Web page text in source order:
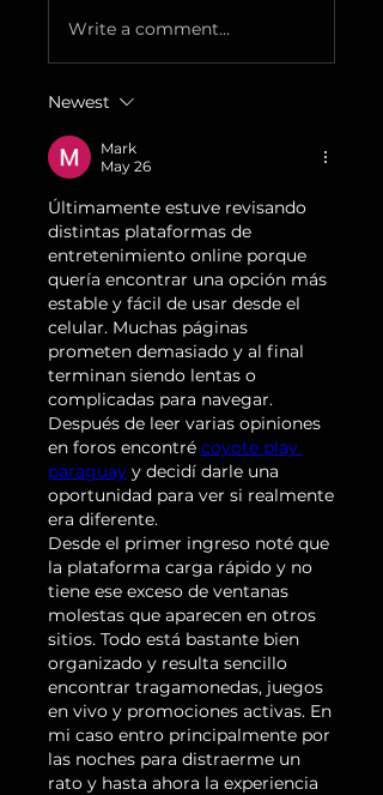
Write a comment...
Newest
Mark
May 26
Últimamente estuve revisando
distintas plataformas de
entretenimiento online porque
quería encontrar una opción más
estable y fácil de usar desde el
celular. Muchas páginas
prometen demasiado y al final
terminan siendo lentas o
complicadas para navegar.
Después de leer varias opiniones
en foros encontré coyote play
paraguay y decidí darle una
oportunidad para ver si realmente
era diferente.
Desde el primer ingreso noté que
la plataforma carga rápido y no
tiene ese exceso de ventanas
molestas que aparecen en otros
sitios. Todo está bastante bien
organizado y resulta sencillo
encontrar tragamonedas, juegos
en vivo y promociones activas. En
mi caso entro principalmente por
las noches para distraerme un
rato y hasta ahora la experiencia